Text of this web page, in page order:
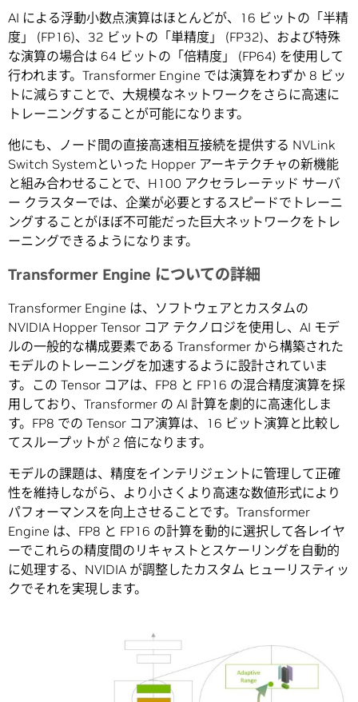
AI による浮動小数点演算はほとんどが、16 ビットの「半精
度」 (FP16)、32 ビットの「単精度」 (FP32)、および特殊
な演算の場合は 64 ビットの「倍精度」 (FP64) を使用して
行われます。Transformer Engine では演算をわずか 8 ビッ
トに減らすことで、大規模なネットワークをさらに高速に
トレーニングすることが可能になります。
他にも、ノード間の直接高速相互接続を提供する NVLink
Switch Systemといった Hopper アーキテクチャの新機能
と組み合わせることで、H100 アクセラレーテッド サーバ
ー クラスターでは、企業が必要とするスピードでトレーニ
ングすることがほぼ不可能だった巨大ネットワークをトレ
ーニングできるようになります。
Transformer Engine についての詳細
Transformer Engine は、ソフトウェアとカスタムの
NVIDIA Hopper Tensor コア テクノロジを使用し、AI モデ
ルの一般的な構成要素である Transformer から構築された
モデルのトレーニングを加速するように設計されていま
す。この Tensor コアは、FP8 と FP16 の混合精度演算を採
用しており、Transformer の AI 計算を劇的に高速化しま
す。FP8 での Tensor コア演算は、16 ビット演算と比較し
てスループットが 2 倍になります。
モデルの課題は、精度をインテリジェントに管理して正確
性を維持しながら、より小さくより高速な数値形式により
パフォーマンスを向上させることです。Transformer
Engine は、FP8 と FP16 の計算を動的に選択して各レイヤ
ーでこれらの精度間のリキャストとスケーリングを自動的
に処理する、NVIDIA が調整したカスタム ヒューリスティッ
クでそれを実現します。